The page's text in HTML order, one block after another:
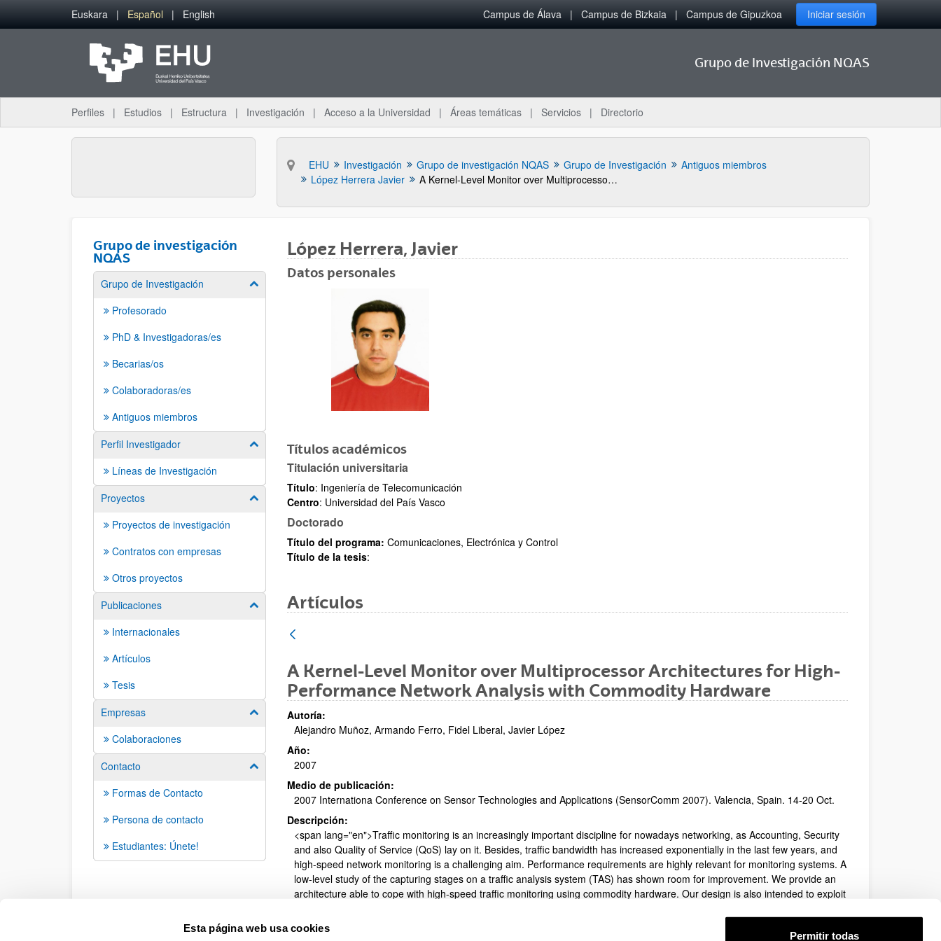
Esta página web usa cookies
Permitir todas
Saltar al contenido principal
Euskara Español English Campus de Álava Campus de Bizkaia Campus de Gipuzkoa Iniciar sesión
Grupo de Investigación NQAS
Perfiles Estudios Estructura Investigación Acceso a la Universidad Áreas temáticas Servicios Directorio
EHU Investigación Grupo de investigación NQAS Grupo de Investigación
Antiguos miembros
López Herrera Javier
A Kernel-Level Monitor over Multiprocessor Architectures for High-Performance Network Analysis with Commodity Hardware
Grupo de investigación
NQAS
Grupo de Investigación Mostrar/ocultar subpáginas
Profesorado
PhD & Investigadoras/es
Becarias/os
Colaboradoras/es
Antiguos miembros
Perfil Investigador
Mostrar/ocultar subpáginas
Líneas de Investigación
Proyectos
Mostrar/ocultar subpáginas
Proyectos de investigación
Contratos con empresas
Otros proyectos
Publicaciones
Mostrar/ocultar subpáginas
Internacionales
Artículos
Tesis
Empresas
Mostrar/ocultar subpáginas
Colaboraciones
Contacto
Mostrar/ocultar subpáginas
Formas de Contacto
Persona de contacto
Estudiantes: Únete!
López Herrera, Javier
Datos personales
Títulos académicos
Titulación universitaria
Título: Ingeniería de Telecomunicación
Centro: Universidad del País Vasco
Doctorado
Título del programa: Comunicaciones, Electrónica y Control
Título de la tesis:
Artículos
A Kernel-Level Monitor over Multiprocessor Architectures for High-
Performance Network Analysis with Commodity Hardware
Autoría:
Alejandro Muñoz, Armando Ferro, Fidel Liberal, Javier López
Año:
2007
Medio de publicación:
2007 Internationa Conference on Sensor Technologies and Applications (SensorComm 2007). Valencia, Spain. 14-20 Oct.
Descripción:
<span lang="en">Traffic monitoring is an increasingly important discipline for nowadays networking, as Accounting, Security
and also Quality of Service (QoS) lay on it. Besides, traffic bandwidth has increased exponentially in the last few years, and
high-speed network monitoring is a challenging aim. Performance requirements are highly relevant for monitoring systems. A
low-level study of the capturing stages on a traffic analysis system (TAS) has shown room for improvement. We provide an
architecture able to cope with high-speed traffic monitoring using commodity hardware. Our design is also intended to exploit
keeping the previous requirements, removes some issues from user-level processing, improving the overall performance.